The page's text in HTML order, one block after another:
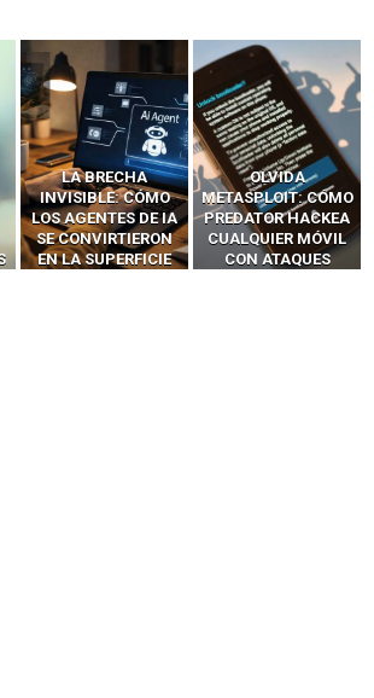
OLVIDA
METASPLOIT: CÓMO
PREDATOR HACKEA
CUALQUIER MÓVIL
CON ATAQUES
CÓMO LOS HACKERS
INTERCEPTAN OTPS
Y LLAMADAS
MÓVILES SIN
‘HACKEAR’ — EL